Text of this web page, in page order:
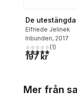
De utestängda
Elfriede Jelinek
Inbunden, 2017
5,0utav 5(1)
197 kr
Mer från